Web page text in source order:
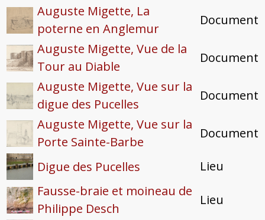
Auguste Migette, La
poterne en Anglemur
Document
Auguste Migette, Vue de la
Tour au Diable
Document
Auguste Migette, Vue sur la
digue des Pucelles
Document
Auguste Migette, Vue sur la
Porte Sainte-Barbe
Document
Digue des Pucelles
Lieu
Fausse-braie et moineau de
Philippe Desch
Lieu